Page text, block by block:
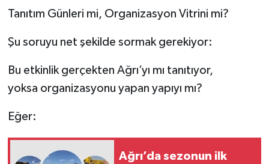
Tanıtım Günleri mi, Organizasyon Vitrini mi?
Şu soruyu net şekilde sormak gerekiyor:
Bu etkinlik gerçekten Ağrı’yı mı tanıtıyor,
yoksa organizasyonu yapan yapıyı mı?
Eğer:
Ağrı’da sezonun ilk